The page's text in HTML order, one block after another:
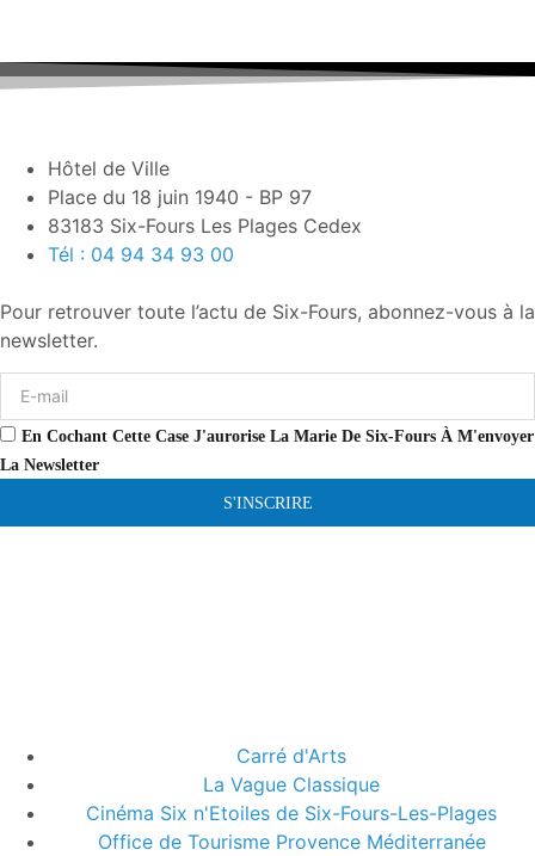
Hôtel de Ville
Place du 18 juin 1940 - BP 97
83183 Six-Fours Les Plages Cedex
Tél : 04 94 34 93 00
Pour retrouver toute l’actu de Six-Fours, abonnez-vous à la
newsletter.
En Cochant Cette Case J'aurorise La Marie De Six-Fours À M'envoyer
La Newsletter
S'INSCRIRE
Carré d'Arts
La Vague Classique
Cinéma Six n'Etoiles de Six-Fours-Les-Plages
Office de Tourisme Provence Méditerranée